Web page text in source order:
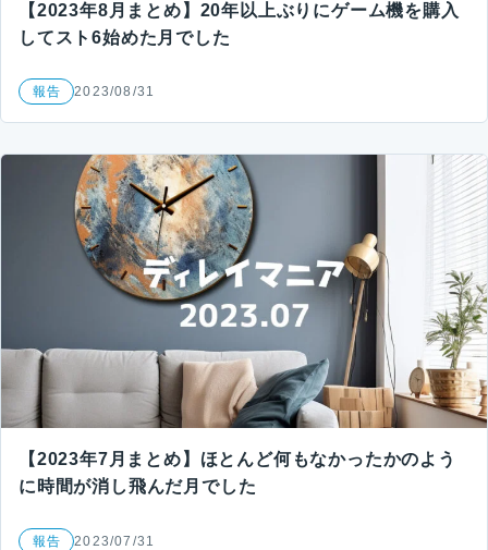
【2023年8月まとめ】20年以上ぶりにゲーム機を購入
してスト6始めた月でした
報告 2023/08/31
【2023年7月まとめ】ほとんど何もなかったかのよう
に時間が消し飛んだ月でした
報告 2023/07/31